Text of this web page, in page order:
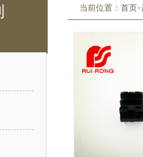
当前位置： 首页>